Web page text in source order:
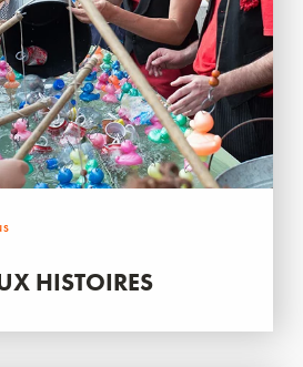
HISTOIRES